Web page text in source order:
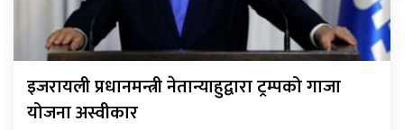
इजरायली प्रधानमन्त्री नेतान्याहुद्वारा ट्रम्पको गाजा
योजना अस्वीकार